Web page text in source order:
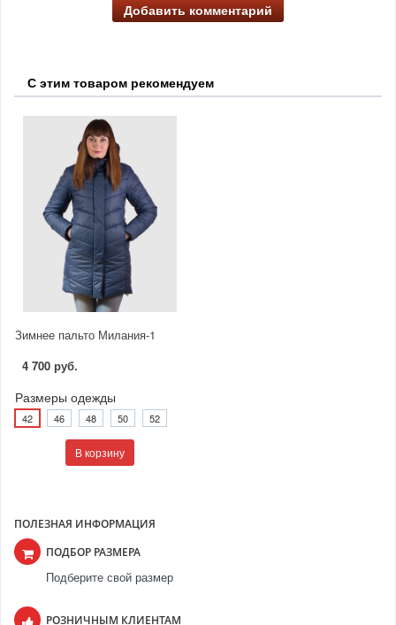
Добавить комментарий
С этим товаром рекомендуем
Зимнее пальто Милания-1
4 700 руб.
Размеры одежды
42 46 48 50 52
В корзину
ПОЛЕЗНАЯ ИНФОРМАЦИЯ
ПОДБОР РАЗМЕРА
Подберите свой размер
РОЗНИЧНЫМ КЛИЕНТАМ